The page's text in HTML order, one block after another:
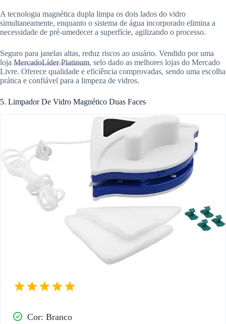
A tecnologia magnética dupla limpa os dois lados do vidro
simultaneamente, enquanto o sistema de água incorporado elimina a
necessidade de pré-umedecer a superfície, agilizando o processo.
Seguro para janelas altas, reduz riscos ao usuário. Vendido por uma
loja MercadoLíder Platinum, selo dado as melhores lojas do Mercado
Livre. Oferece qualidade e eficiência comprovadas, sendo uma escolha
prática e confiável para a limpeza de vidros.
5. Limpador De Vidro Magnético Duas Faces
Cor: Branco